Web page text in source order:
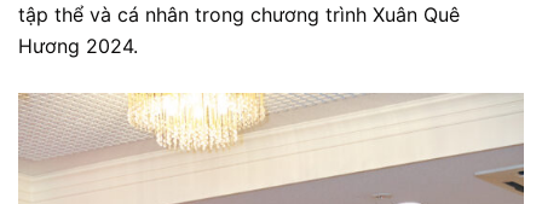
tập thể và cá nhân trong chương trình Xuân Quê
Hương 2024.